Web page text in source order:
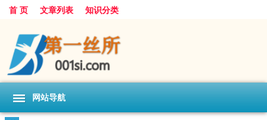
首 页 文章列表 知识分类
网站导航